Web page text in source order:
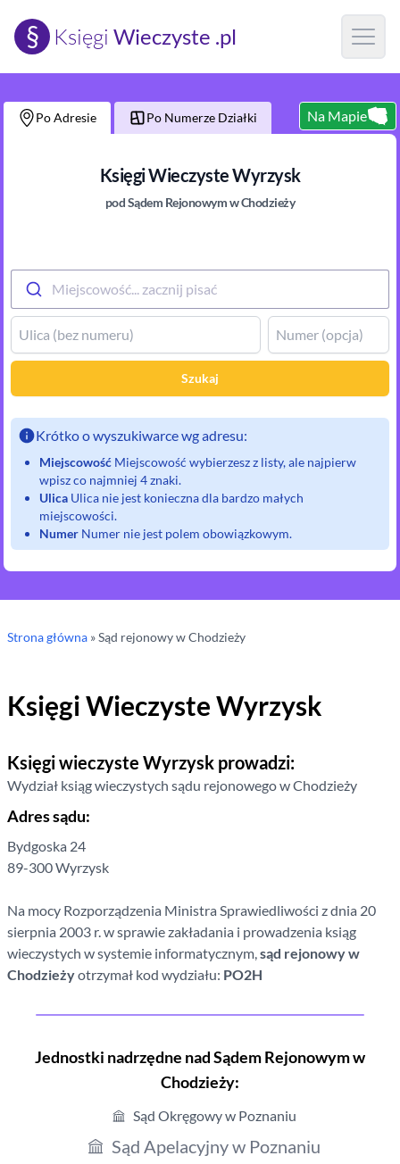
§ Księgi Wieczyste .pl Open
Po Adresie Po Numerze Działki Na Mapie
Księgi WieczysteWyrzysk
pod Sądem Rejonowymw Chodzieży
Miejscowość... zacznij pisać
Szukaj
Krótko o wyszukiwarce wg adresu:
Miejscowość Miejscowość wybierzesz z listy, ale najpierw
wpisz co najmniej 4 znaki.
Ulica Ulica nie jest konieczna dla bardzo małych
miejscowości.
Numer Numer nie jest polem obowiązkowym.
Strona główna »Sąd rejonowyw Chodzieży
Księgi WieczysteWyrzysk
Księgi wieczyste Wyrzysk prowadzi:
Wydział ksiąg wieczystych sądu rejonowegow Chodzieży
Adres sądu:
Bydgoska 24
89-300Wyrzysk
Na mocy Rozporządzenia Ministra Sprawiedliwości z dnia 20
sierpnia 2003 r. w sprawie zakładania i prowadzenia ksiąg
wieczystych w systemie informatycznym,sąd rejonowyw
Chodzieżyotrzymał kod wydziału: PO2H
Jednostki nadrzędne nad Sądem Rejonowymw
Chodzieży:
Sąd Okręgowy w Poznaniu
Sąd Apelacyjny w Poznaniu